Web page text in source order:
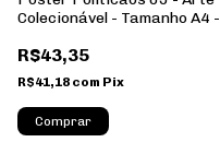
Colecionável - Tamanho A4 -
Retrato
R$43,35
R$41,18 com Pix
Comprar